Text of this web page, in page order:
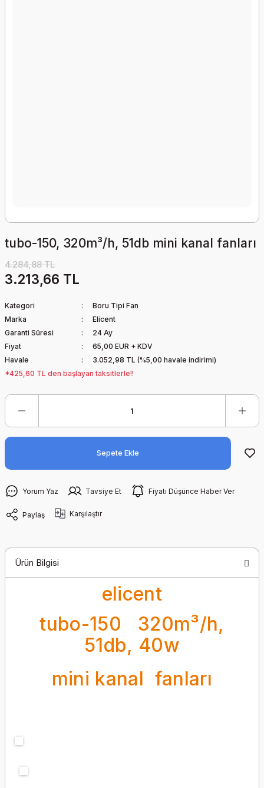
tubo-150, 320m³/h, 51db mini kanal fanları
4.284,88 TL
3.213,66 TL
Kategori
Boru Tipi Fan
Marka
Elicent
Garanti Süresi
24 Ay
Fiyat
65,00 EUR + KDV
Havale
3.052,98 TL (%5,00 havale indirimi)
*425,60 TL den başlayan taksitlerle!!
Sepete Ekle
Yorum Yaz Tavsiye Et Fiyatı Düşünce Haber Ver
Paylaş Karşılaştır
Ürün Bilgisi
elicent
tubo-150 320m³/h,
51db, 40w
mini kanal fanları